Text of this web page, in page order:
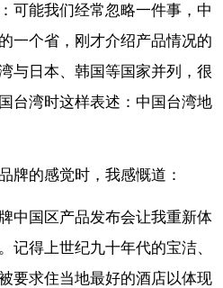
可能我们经常忽略一件事，中
一个省，刚才介绍产品情况的
与日本、韩国等国家并列，很
台湾时这样表述：中国台湾地
牌的感觉时，我感慨道：
中国区产品发布会让我重新体
记得上世纪九十年代的宝洁、
要求住当地最好的酒店以体现